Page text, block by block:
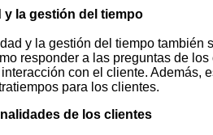
y la gestión del tiempo
y la gestión del tiempo
responder a las preguntas de
con el cliente. Además,
para los clientes.
de los clientes